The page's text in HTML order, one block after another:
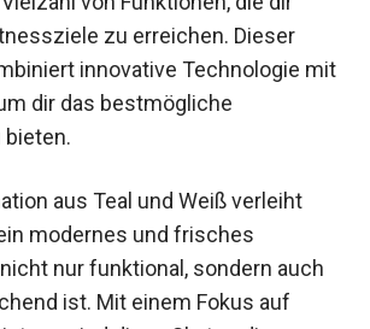
dir helfen, deine Fitnessziele zu
Inline-Skate kombiniert
mit hoher Qualität, um dir
Fahrerlebnis zu bieten.
ist. Mit einem Fokus auf
sind diese Skates die